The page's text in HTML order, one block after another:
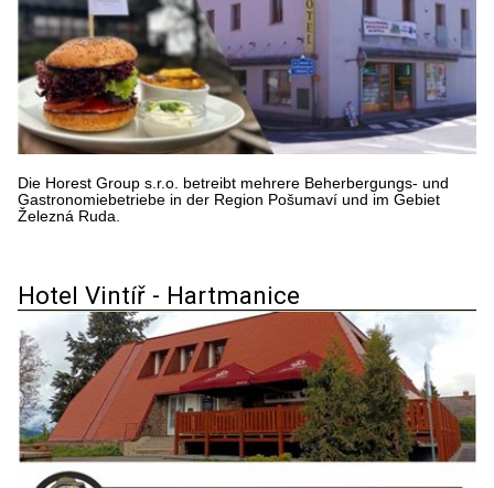
Die Horest Group s.r.o. betreibt mehrere Beherbergungs- und
Gastronomiebetriebe in der Region Pošumaví und im Gebiet
Železná Ruda.
Hotel Vintíř - Hartmanice